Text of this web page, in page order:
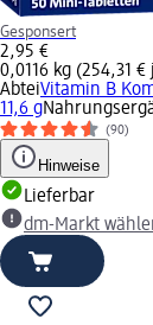
Gesponsert
2,95 €
0,0116 kg (254,31 €
AbteiVitamin B
11,6 g
(90)
Hinweise
Lieferbar
dm-Markt